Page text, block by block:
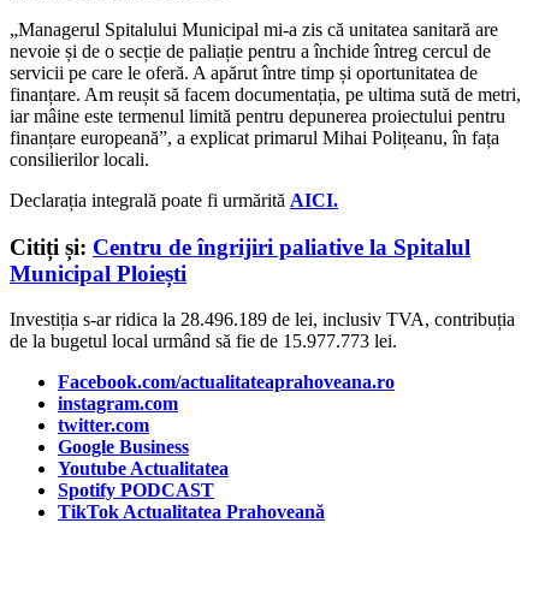
„Managerul Spitalului Municipal mi-a zis că unitatea sanitară are
nevoie și de o secție de paliație pentru a închide întreg cercul de
servicii pe care le oferă. A apărut între timp și oportunitatea de
finanțare. Am reușit să facem documentația, pe ultima sută de metri,
iar mâine este termenul limită pentru depunerea proiectului pentru
finanțare europeană”, a explicat primarul Mihai Polițeanu, în fața
consilierilor locali.
Declarația integrală poate fi urmărită AICI.
Citiți și: Centru de îngrijiri paliative la Spitalul
Municipal Ploiești
Investiția s-ar ridica la 28.496.189 de lei, inclusiv TVA, contribuția
de la bugetul local urmând să fie de 15.977.773 lei.
Facebook.com/actualitateaprahoveana.ro
instagram.com
twitter.com
Google Business
Youtube Actualitatea
Spotify PODCAST
TikTok Actualitatea Prahoveană